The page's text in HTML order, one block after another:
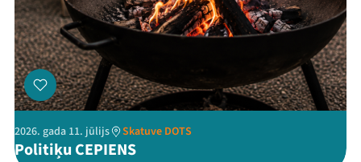
2026. gada 11. jūlijs Skatuve DOTS
Politiķu CEPIENS